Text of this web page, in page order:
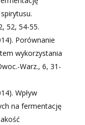
52, 54-55.
Porównanie
wykorzystania
Warz., 6, 31-
Wpływ
na fermentację